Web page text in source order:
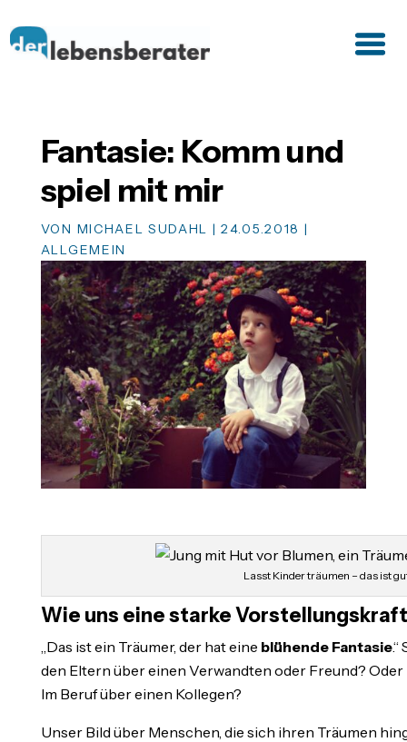
Fantasie: Komm und
spiel mit mir
VON MICHAEL SUDAHL |24.05.2018 |
ALLGEMEIN
Lasst Kinder träumen – das ist
Wie uns eine starke
„Das ist ein Träumer, der hat eine blühende Fantasie
den Eltern über einen Verwandten oder Freund?
Im Beruf über einen Kollegen?
Unser Bild über Menschen, die sich ihren Träumen